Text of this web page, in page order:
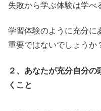
失敗から学ぶ体験は学べ
学習体験のように充分に
重要ではないでしょうか
２、あなたが充分自分
くこと